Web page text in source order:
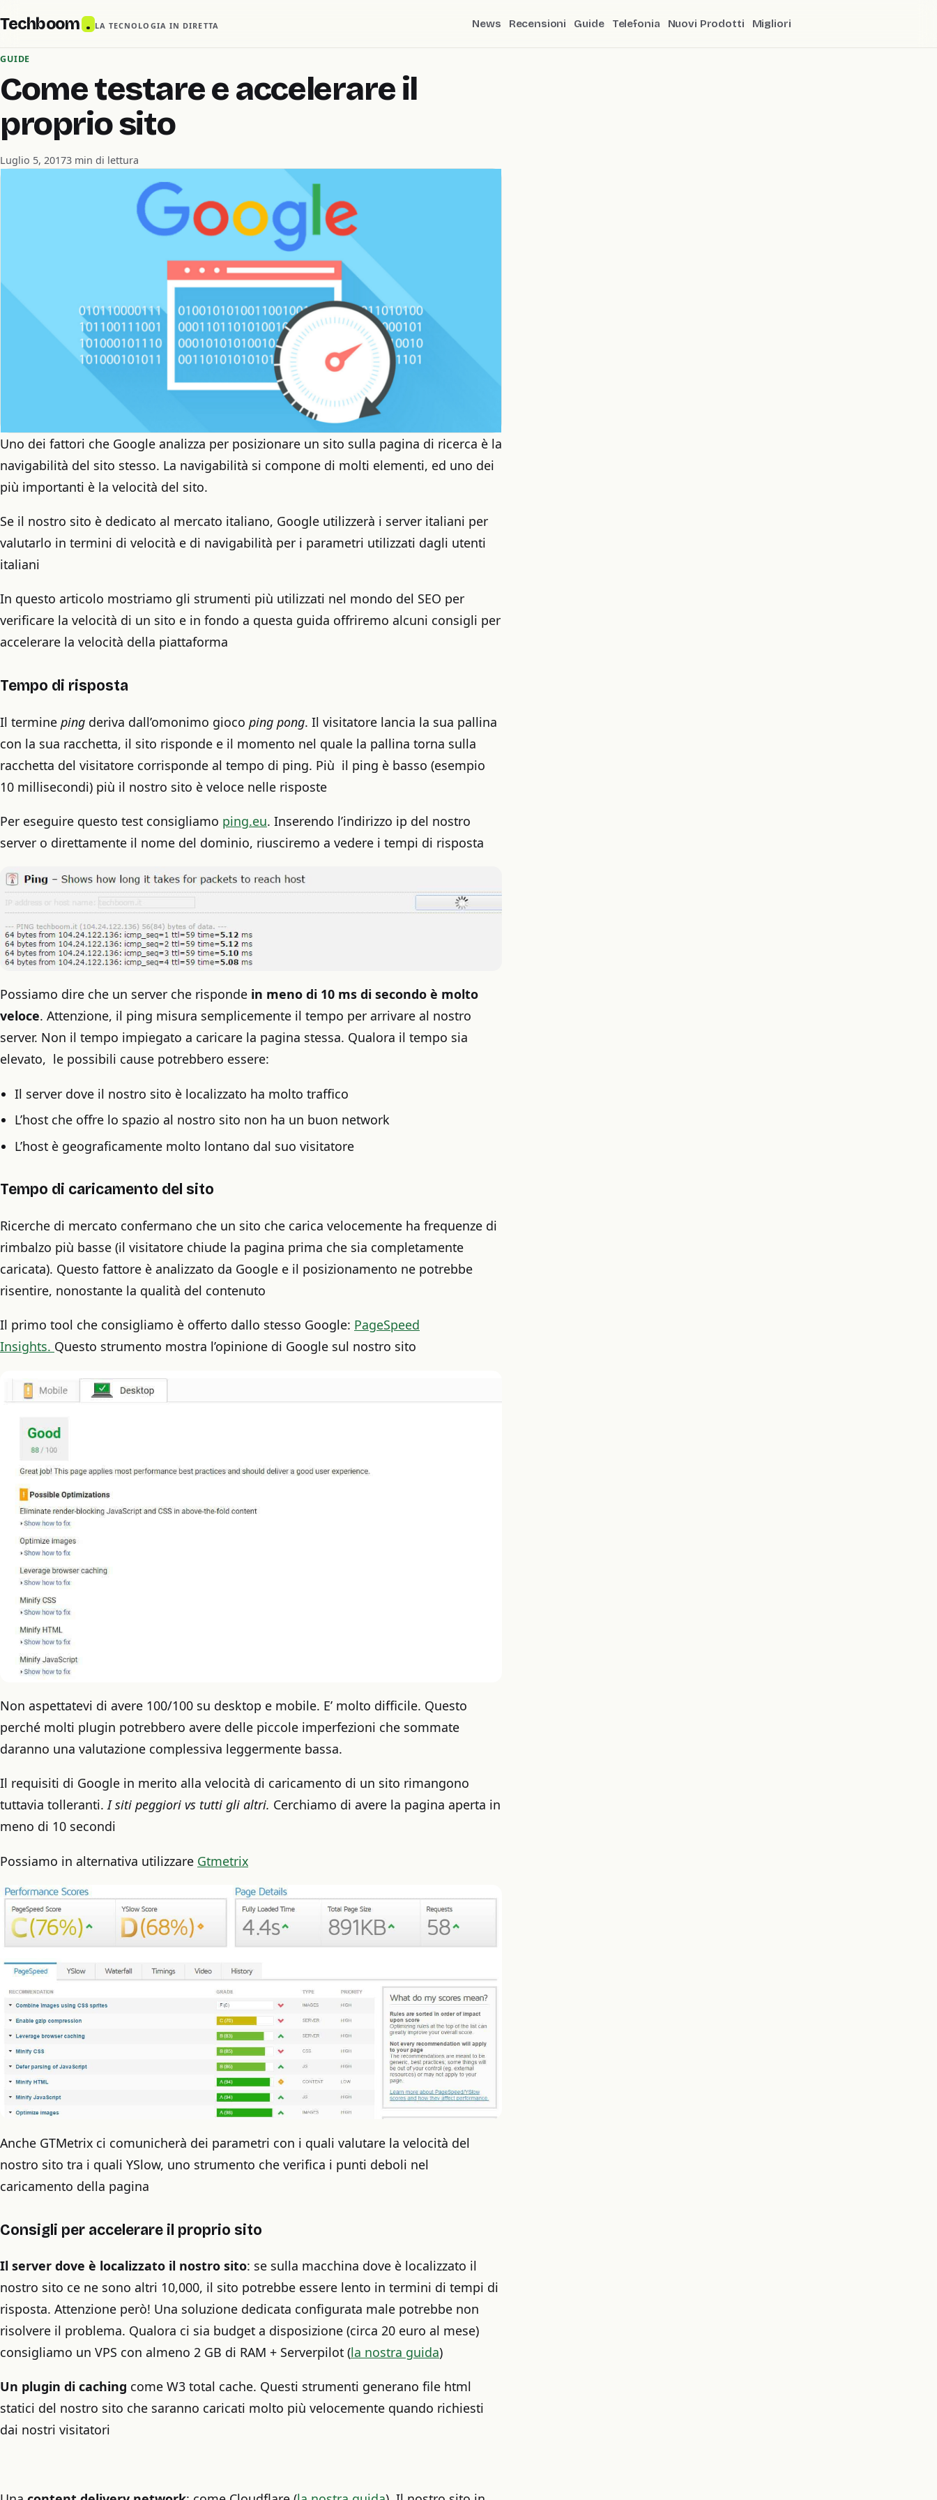
Techboom . LA TECNOLOGIA IN DIRETTA News Recensioni Guide Telefonia Nuovi Prodotti Migliori
GUIDE
Come testare e accelerare il
proprio sito
Luglio 5, 20173 min di lettura
Uno dei fattori che Google analizza per posizionare un sito sulla pagina di ricerca è la
navigabilità del sito stesso. La navigabilità si compone di molti elementi, ed uno dei
più importanti è la velocità del sito.
Se il nostro sito è dedicato al mercato italiano, Google utilizzerà i server italiani per
valutarlo in termini di velocità e di navigabilità per i parametri utilizzati dagli utenti
italiani
In questo articolo mostriamo gli strumenti più utilizzati nel mondo del SEO per
verificare la velocità di un sito e in fondo a questa guida offriremo alcuni consigli per
accelerare la velocità della piattaforma
Tempo di risposta
Il termine ping deriva dall’omonimo gioco ping pong. Il visitatore lancia la sua pallina
con la sua racchetta, il sito risponde e il momento nel quale la pallina torna sulla
racchetta del visitatore corrisponde al tempo di ping. Più il ping è basso (esempio
10 millisecondi) più il nostro sito è veloce nelle risposte
Per eseguire questo test consigliamo ping.eu. Inserendo l’indirizzo ip del nostro
server o direttamente il nome del dominio, riusciremo a vedere i tempi di risposta
Possiamo dire che un server che risponde in meno di 10 ms di secondo è molto
veloce. Attenzione, il ping misura semplicemente il tempo per arrivare al nostro
server. Non il tempo impiegato a caricare la pagina stessa. Qualora il tempo sia
elevato, le possibili cause potrebbero essere:
Il server dove il nostro sito è localizzato ha molto traffico
L’host che offre lo spazio al nostro sito non ha un buon network
L’host è geograficamente molto lontano dal suo visitatore
Tempo di caricamento del sito
Ricerche di mercato confermano che un sito che carica velocemente ha frequenze di
rimbalzo più basse (il visitatore chiude la pagina prima che sia completamente
caricata). Questo fattore è analizzato da Google e il posizionamento ne potrebbe
risentire, nonostante la qualità del contenuto
Il primo tool che consigliamo è offerto dallo stesso Google: PageSpeed
Insights. Questo strumento mostra l’opinione di Google sul nostro sito
Non aspettatevi di avere 100/100 su desktop e mobile. E’ molto difficile. Questo
perché molti plugin potrebbero avere delle piccole imperfezioni che sommate
daranno una valutazione complessiva leggermente bassa.
Il requisiti di Google in merito alla velocità di caricamento di un sito rimangono
tuttavia tolleranti.I siti peggiori vs tutti gli altri. Cerchiamo di avere la pagina aperta in
meno di 10 secondi
Possiamo in alternativa utilizzare Gtmetrix
Anche GTMetrix ci comunicherà dei parametri con i quali valutare la velocità del
nostro sito tra i quali YSlow, uno strumento che verifica i punti deboli nel
caricamento della pagina
Consigli per accelerare il proprio sito
Il server dove è localizzato il nostro sito: se sulla macchina dove è localizzato il
nostro sito ce ne sono altri 10,000, il sito potrebbe essere lento in termini di tempi di
risposta. Attenzione però! Una soluzione dedicata configurata male potrebbe non
risolvere il problema. Qualora ci sia budget a disposizione (circa 20 euro al mese)
consigliamo un VPS con almeno 2 GB di RAM + Serverpilot (la nostra guida)
Un plugin di caching come W3 total cache. Questi strumenti generano file html
statici del nostro sito che saranno caricati molto più velocemente quando richiesti
dai nostri visitatori